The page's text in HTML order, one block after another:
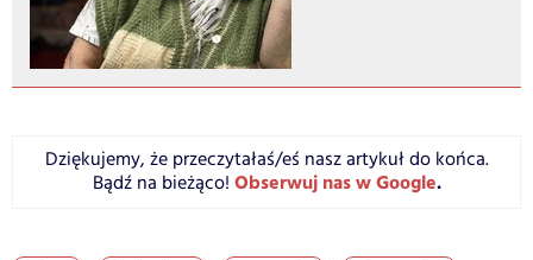
Dziękujemy, że przeczytałaś/eś nasz artykuł do końca.
Bądź na bieżąco! Obserwuj nas w Google.